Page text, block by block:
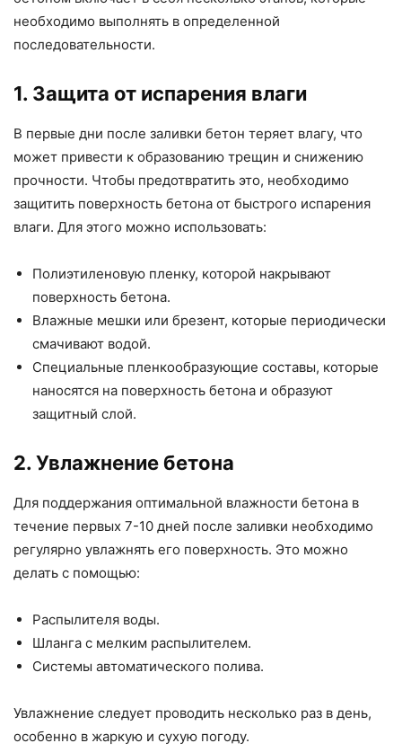
необходимо выполнять в определенной
последовательности.
1. Защита от испарения влаги
В первые дни после заливки бетон теряет влагу, что
может привести к образованию трещин и снижению
прочности. Чтобы предотвратить это, необходимо
защитить поверхность бетона от быстрого испарения
влаги. Для этого можно использовать:
Полиэтиленовую пленку, которой накрывают
поверхность бетона.
Влажные мешки или брезент, которые периодически
смачивают водой.
Специальные пленкообразующие составы, которые
наносятся на поверхность бетона и образуют
защитный слой.
2. Увлажнение бетона
Для поддержания оптимальной влажности бетона в
течение первых 7-10 дней после заливки необходимо
регулярно увлажнять его поверхность. Это можно
делать с помощью:
Распылителя воды.
Шланга с мелким распылителем.
Системы автоматического полива.
Увлажнение следует проводить несколько раз в день,
особенно в жаркую и сухую погоду.